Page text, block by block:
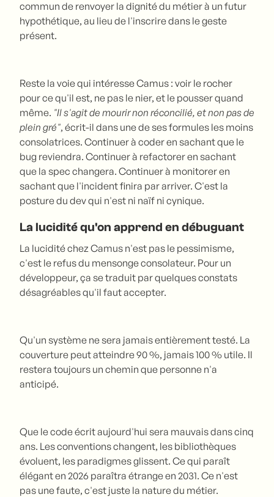
commun de renvoyer la dignité du métier à un futur
hypothétique, au lieu de l'inscrire dans le geste
présent.
Reste la voie qui intéresse Camus : voir le rocher
pour ce qu'il est, ne pas le nier, et le pousser quand
même. "Il s'agit de mourir non réconcilié, et non pas de
plein gré", écrit-il dans une de ses formules les moins
consolatrices. Continuer à coder en sachant que le
bug reviendra. Continuer à refactorer en sachant
que la spec changera. Continuer à monitorer en
sachant que l'incident finira par arriver. C'est la
posture du dev qui n'est ni naïf ni cynique.
La lucidité qu'on apprend en débuguant
La lucidité chez Camus n'est pas le pessimisme,
c'est le refus du mensonge consolateur. Pour un
développeur, ça se traduit par quelques constats
désagréables qu'il faut accepter.
Qu'un système ne sera jamais entièrement testé. La
couverture peut atteindre 90 %, jamais 100 % utile. Il
restera toujours un chemin que personne n'a
anticipé.
Que le code écrit aujourd'hui sera mauvais dans cinq
ans. Les conventions changent, les bibliothèques
évoluent, les paradigmes glissent. Ce qui paraît
élégant en 2026 paraîtra étrange en 2031. Ce n'est
pas une faute, c'est juste la nature du métier.